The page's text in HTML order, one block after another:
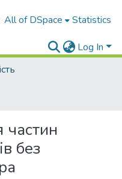
All of DSpace Statistics
Log In
частин
без